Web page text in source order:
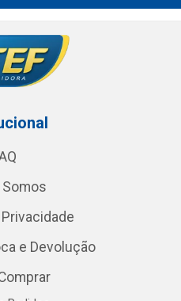
Somos
e Devolução